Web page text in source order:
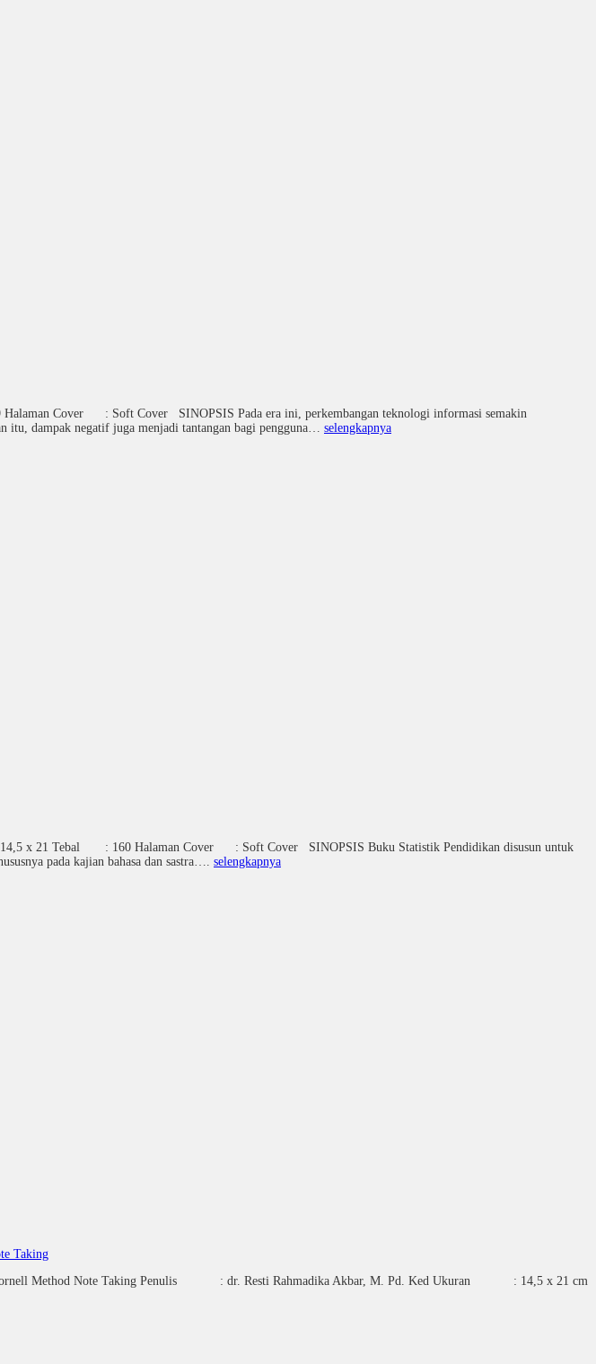
Cover : Soft Cover SINOPSIS Pada era ini, perkembangan teknologi informasi semakin
itu, dampak negatif juga menjadi tantangan bagi pengguna… selengkapnya
x 21 Tebal : 160 Halaman Cover : Soft Cover SINOPSIS Buku Statistik Pendidikan disusun untuk
pada kajian bahasa dan sastra…. selengkapnya
Taking
Method Note Taking Penulis : dr. Resti Rahmadika Akbar, M. Pd. Ked Ukuran : 14,5 x 21 cm